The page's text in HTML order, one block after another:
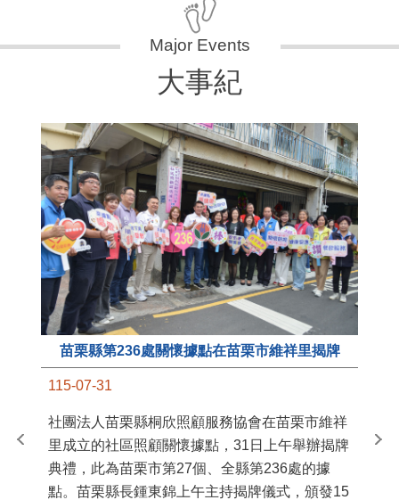
大事紀
苗栗縣第236處關懷據點在苗栗市維祥里揭牌
115-07-31
社團法人苗栗縣桐欣照顧服務協會在苗栗市維祥
里成立的社區照顧關懷據點，31日上午舉辦揭牌
典禮，此為苗栗市第27個、全縣第236處的據
點。苗栗縣長鍾東錦上午主持揭牌儀式，頒發15
苗